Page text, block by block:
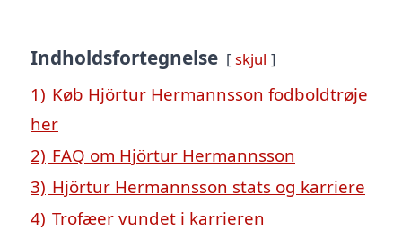
Indholdsfortegnelse skjul
1) Køb Hjörtur Hermannsson fodboldtrøje
her
2) FAQ om Hjörtur Hermannsson
3) Hjörtur Hermannsson stats og karriere
4) Trofæer vundet i karrieren